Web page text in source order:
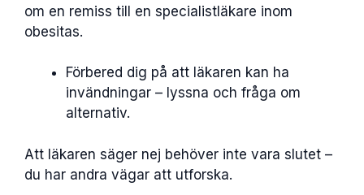
om en remiss till en specialistläkare inom
obesitas.
Förbered dig på att läkaren kan ha
invändningar – lyssna och fråga om
alternativ.
Att läkaren säger nej behöver inte vara slutet –
du har andra vägar att utforska.